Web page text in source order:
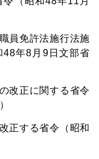
員免許法施行法施
48年8月9日文部省
改正に関する省令
正する省令（昭和